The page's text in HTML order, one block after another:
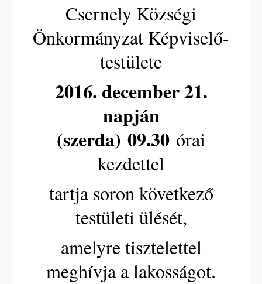
Csernely Községi
Önkormányzat Képviselő-
testülete
2016. december 21.
napján
(szerda) 09.30 órai
kezdettel
tartja soron következő
testületi ülését,
amelyre tisztelettel
meghívja a lakosságot.